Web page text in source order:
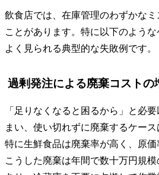
飲食店では、在庫管理のわずかな
ことがあります。特に以下のよう
よく見られる典型的な失敗例です。
過剰発注による廃棄コストの
「足りなくなると困るから」と必
まい、使い切れずに廃棄するケース
特に生鮮食品は廃棄率が高く、原価
こうした廃棄は年間で数十万円規